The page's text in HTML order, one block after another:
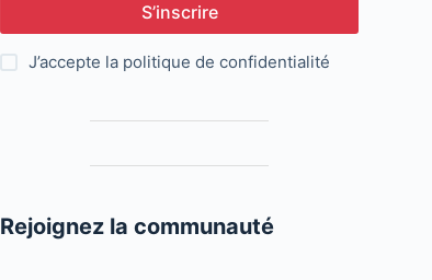
S’inscrire
J’accepte la politique de confidentialité
Rejoignez la communauté